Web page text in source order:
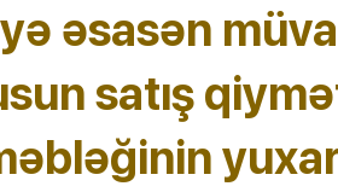
əsasən
satış